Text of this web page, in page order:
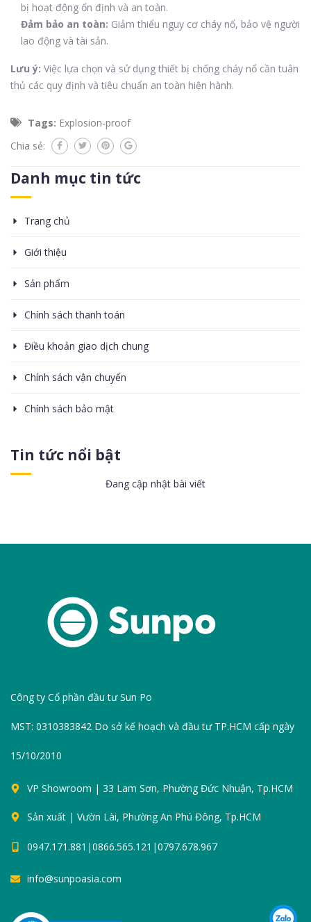
bị hoạt động ổn định và an toàn.
Đảm bảo an toàn: Giảm thiểu nguy cơ cháy nổ, bảo vệ người
lao động và tài sản.
Lưu ý: Việc lựa chọn và sử dụng thiết bị chống cháy nổ cần tuân
thủ các quy định và tiêu chuẩn an toàn hiện hành.
Tags: Explosion-proof
Chia sẻ:
Danh mục tin tức
Trang chủ
Giới thiệu
Sản phẩm
Chính sách thanh toán
Điều khoản giao dịch chung
Chính sách vận chuyển
Chính sách bảo mật
Tin tức nổi bật
Đang cập nhật bài viết
Công ty Cổ phần đầu tư Sun Po
MST: 0310383842 Do sở kế hoạch và đầu tư TP.HCM cấp ngày
15/10/2010
VP Showroom | 33 Lam Sơn, Phường Đức Nhuận, Tp.HCM
Sản xuất | Vườn Lài, Phường An Phú Đông, Tp.HCM
0947.171.881|0866.565.121|0797.678.967
info@sunpoasia.com